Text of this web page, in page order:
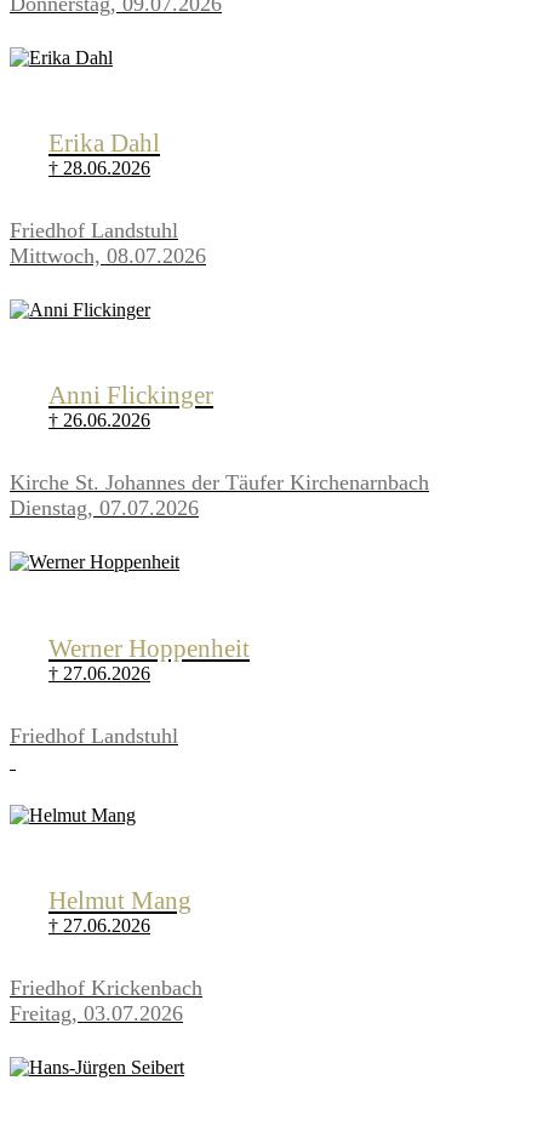
Erika Dahl
† 28.06.2026
Friedhof Landstuhl
Mittwoch, 08.07.2026
Anni Flickinger
† 26.06.2026
Kirche St. Johannes der Täufer Kirchenarnbach
Dienstag, 07.07.2026
Werner Hoppenheit
† 27.06.2026
Friedhof Landstuhl
Helmut Mang
† 27.06.2026
Friedhof Krickenbach
Freitag, 03.07.2026